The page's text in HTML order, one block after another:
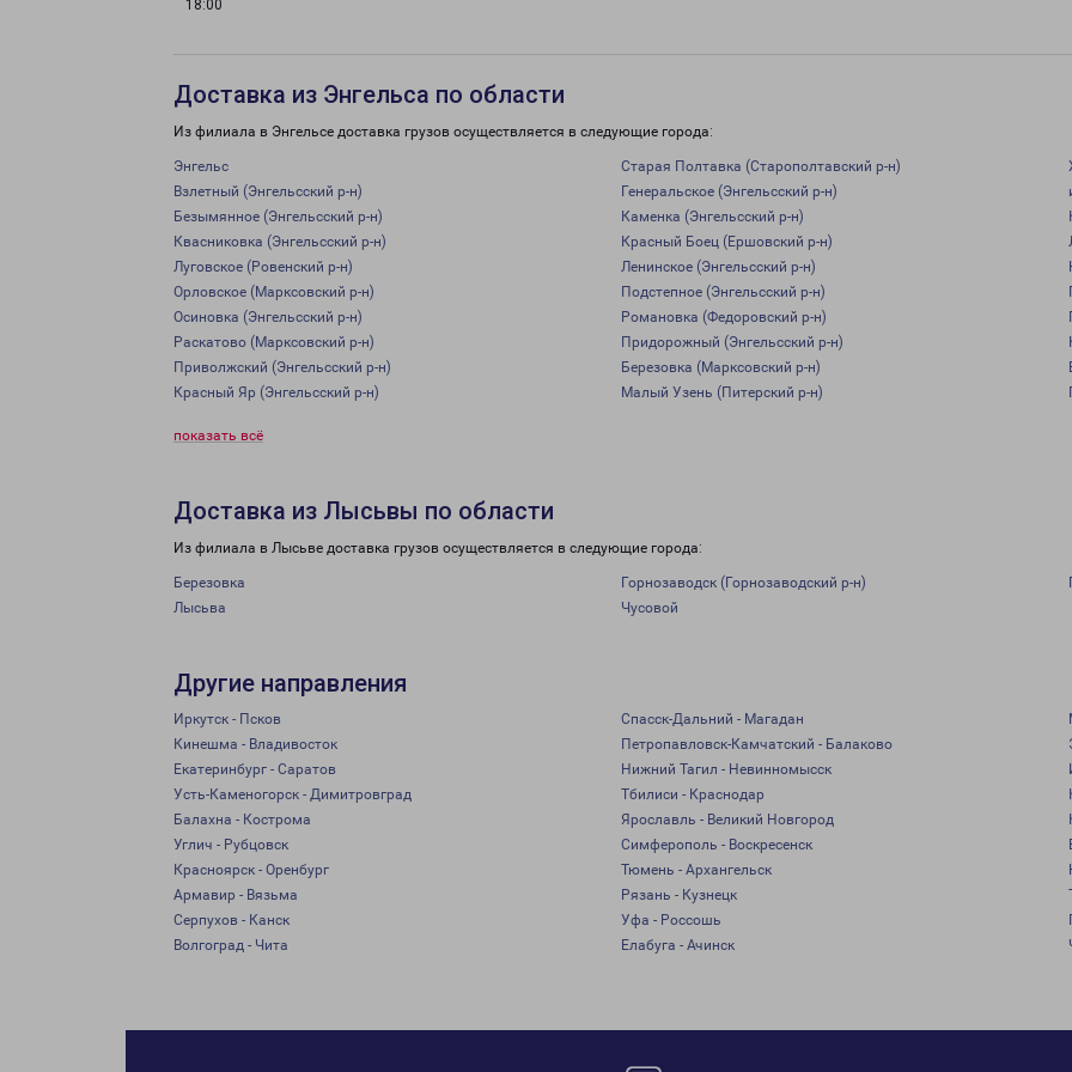
18:00
Доставка из Энгельса по области
Из филиала в Энгельсе доставка грузов осуществляется в следующие города:
Энгельс Старая Полтавка (Старополтавский р-н)
Взлетный (Энгельсский р-н)
Генеральское (Энгельсский р-н)
Безымянное (Энгельсский р-н)
Каменка (Энгельсский р-н)
Квасниковка (Энгельсский р-н)
Красный Боец (Ершовский р-н)
Луговское (Ровенский р-н)
Ленинское (Энгельсский р-н)
Орловское (Марксовский р-н)
Подстепное (Энгельсский р-н)
Осиновка (Энгельсский р-н)
Романовка (Федоровский р-н)
Раскатово (Марксовский р-н)
Придорожный (Энгельсский р-н)
Приволжский (Энгельсский р-н)
Березовка (Марксовский р-н)
Красный Яр (Энгельсский р-н)
Малый Узень (Питерский р-н)
показать всё
Доставка из Лысьвы по области
Из филиала в Лысьве доставка грузов осуществляется в следующие города:
Березовка Горнозаводск (Горнозаводский р-н)
Лысьва
Чусовой
Другие направления
Иркутск - Псков Спасск-Дальний - Магадан
Кинешма - Владивосток
Петропавловск-Камчатский - Балаково
Екатеринбург - Саратов
Нижний Тагил - Невинномысск
Усть-Каменогорск - Димитровград
Тбилиси - Краснодар
Балахна - Кострома
Ярославль - Великий Новгород
Углич - Рубцовск
Симферополь - Воскресенск
Красноярск - Оренбург
Тюмень - Архангельск
Армавир - Вязьма
Рязань - Кузнецк
Серпухов - Канск
Уфа - Россошь
Волгоград - Чита
Елабуга - Ачинск